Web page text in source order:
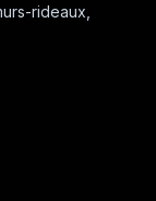
rideaux,